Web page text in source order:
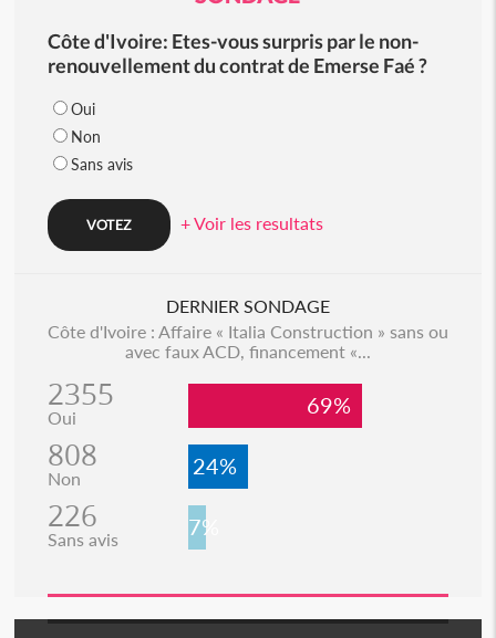
Côte d'Ivoire: Etes-vous surpris par le non-
renouvellement du contrat de Emerse Faé ?
Oui
Non
Sans avis
+ Voir les resultats
DERNIER SONDAGE
Côte d'Ivoire : Affaire « Italia Construction » sans ou
avec faux ACD, financement «...
2355
Oui 69%
808
Non 24%
226
Sans avis 7%